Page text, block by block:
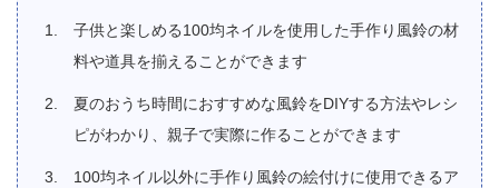
子供と楽しめる100均ネイルを使用した手作り風鈴の材
料や道具を揃えることができます
夏のおうち時間におすすめな風鈴をDIYする方法やレシ
ピがわかり、親子で実際に作ることができます
100均ネイル以外に手作り風鈴の絵付けに使用できるア